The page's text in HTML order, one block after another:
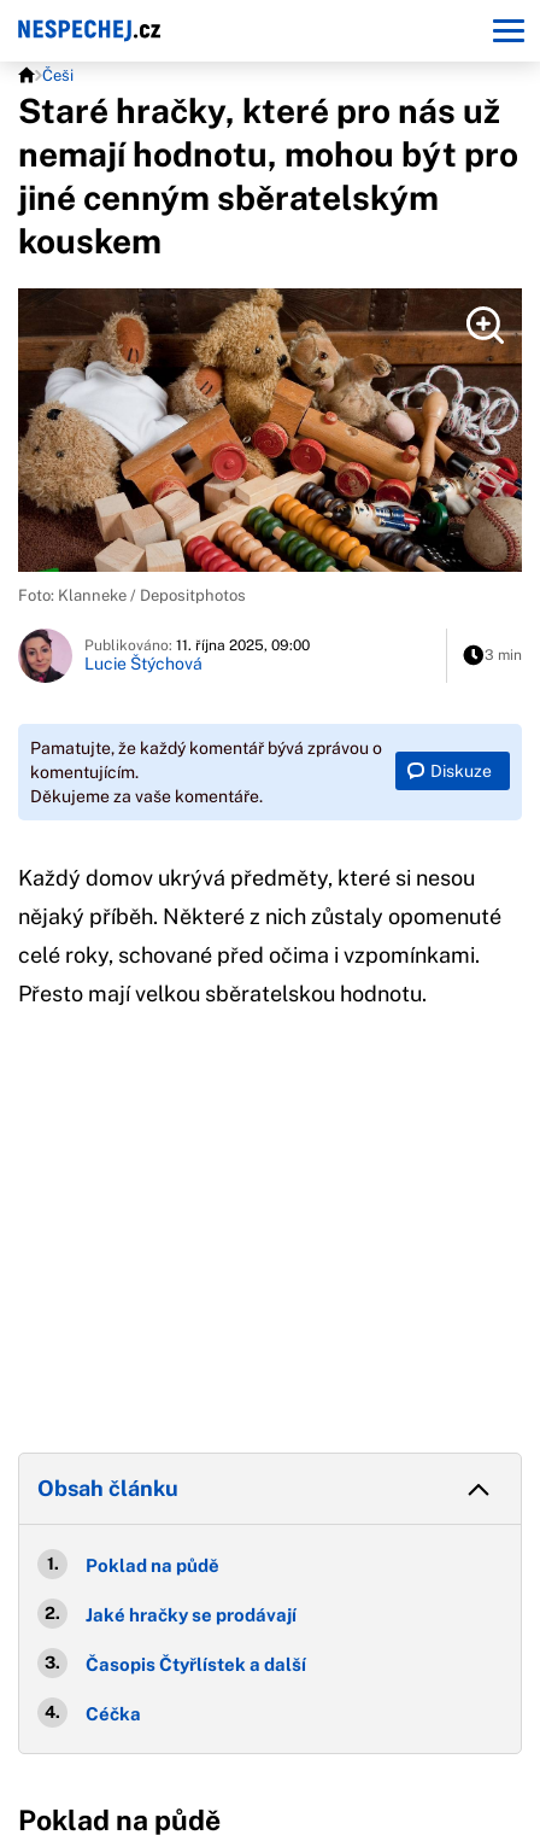
Češi
Staré hračky, které pro nás už
nemají hodnotu, mohou být pro
jiné cenným sběratelským
kouskem
Foto: Klanneke / Depositphotos
Publikováno: 11. října 2025, 09:00
Lucie Štýchová 3 min
Pamatujte, že každý komentář bývá zprávou o
komentujícím.
Děkujeme za vaše komentáře.
Diskuze
Každý domov ukrývá předměty, které si nesou
nějaký příběh. Některé z nich zůstaly opomenuté
celé roky, schované před očima i vzpomínkami.
Přesto mají velkou sběratelskou hodnotu.
Obsah článku
Poklad na půdě
Jaké hračky se prodávají
Časopis Čtyřlístek a další
Céčka
Poklad na půdě